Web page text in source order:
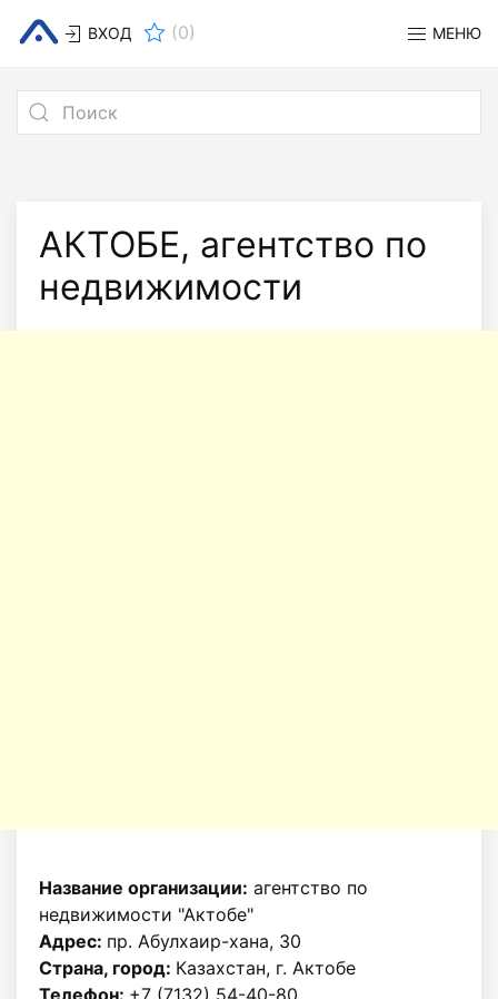
ВХОД (0) МЕНЮ
АКТОБЕ, агентство по
недвижимости
Название организации: агентство по
недвижимости "Актобе"
Адрес: пр. Абулхаир-хана, 30
Страна, город: Казахстан, г. Актобе
Телефон: +7 (7132) 54-40-80